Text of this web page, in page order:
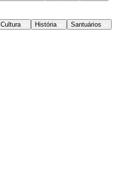
Cultura História
Santuários